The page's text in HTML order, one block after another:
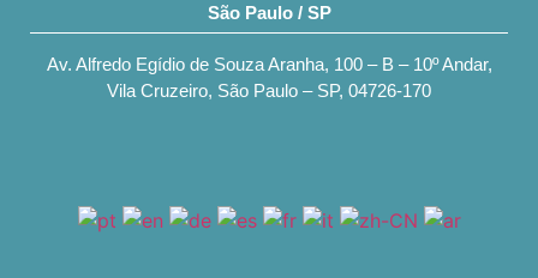
São Paulo / SP
Av. Alfredo Egídio de Souza Aranha, 100 – B – 10º Andar,
Vila Cruzeiro, São Paulo – SP, 04726-170